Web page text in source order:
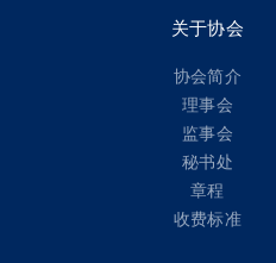
关于协会
协会简介
理事会
监事会
秘书处
章程
收费标准